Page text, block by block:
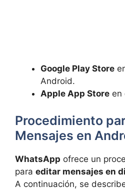
Google Play Store
Android.
Apple App Store en
Procedimiento
Mensajes en
WhatsApp ofrece un
para editar mensajes en
A continuación, se